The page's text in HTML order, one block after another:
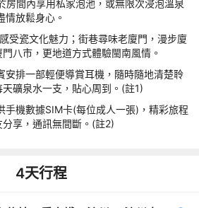
房間內享用私家泡池，或無限次浸泡溫泉
放鬆身心。
受瓷文化魅力；街巷尋味老廈門，漫步廈
八市，更地道方式體驗閩南風情。
安排一部輕便導賞耳機，隨時隨地清楚聆
礦泉水一支，貼心周到。(註1)
手機數據SIM卡(每位成人一張)，精彩旅程
享，通訊無間斷。(註2)
4天行程